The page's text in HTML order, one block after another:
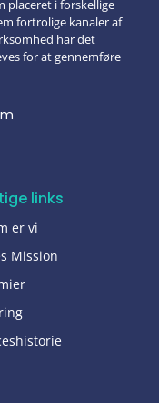
placeret i forskellige
fortrolige kanaler af
har det
for at gennemføre
links
er vi
Mission